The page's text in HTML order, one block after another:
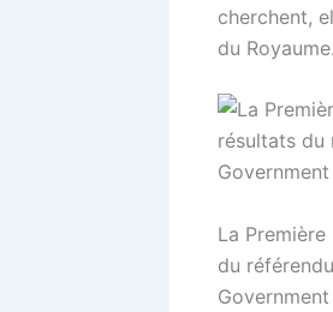
cherchent,
du Royaume.
La
du